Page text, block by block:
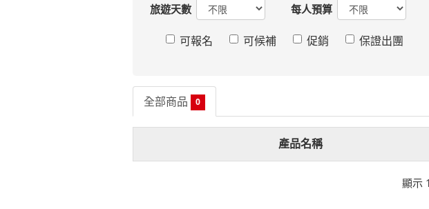
旅遊天數 每人預算
可報名 可候補 促銷 保證出團
全部商品 0
產品名稱
顯示